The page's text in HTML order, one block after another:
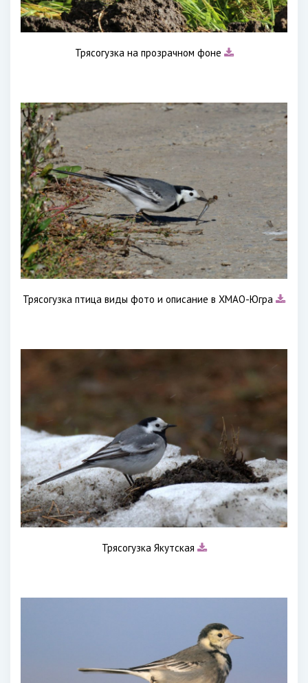
Трясогузка на прозрачном фоне
Трясогузка птица виды фото и описание в ХМАО-Югра
Трясогузка Якутская